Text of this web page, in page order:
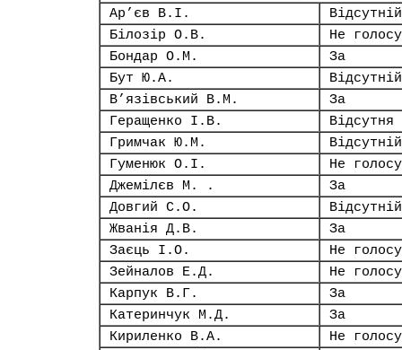
Ар’єв В.І.
Відсутній
Білозір О.В.
Не
Бондар О.М.
За
Бут Ю.А.
Відсутній
В’язівський В.М.
За
Геращенко І.В.
Відсутня
Гримчак Ю.М.
Відсутній
Гуменюк О.І.
Не
Джемілєв М. .
За
Довгий С.О.
Відсутній
Жванія Д.В.
За
Заєць І.О.
Не
Зейналов Е.Д.
Не
Карпук В.Г.
За
Катеринчук М.Д.
За
Кириленко В.А.
Не